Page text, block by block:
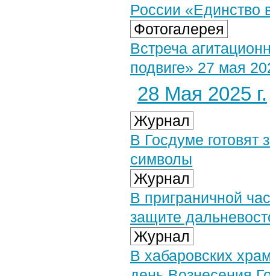
России «Единство
Фотогалерея
Встреча
подвиге» 27 мая
28 Мая 2025 г.
Журнал
В Госдуме готовят
символы
Журнал
В приграничной
защите
Журнал
В хабаровских